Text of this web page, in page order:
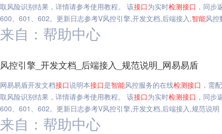
取风险识别结果，详情请参考使用教程。 该接口为实时检测接口 ，同步
600、601、602。更新日志参考V风控引擎,开发文档,后端接入,智能风
来自：帮助中心
风控引擎_开发文档_后端接入_规范说明_网易易盾
网易易盾开发文档接口说明本接口是智能风控服务的在线检测接口 ，需
取风险识别结果，详情请参考使用教程。 该接口为实时检测接口 ，同步
600、601、602。更新日志参考V风控引擎,开发文档,后端接入,规范说明
来自：帮助中心